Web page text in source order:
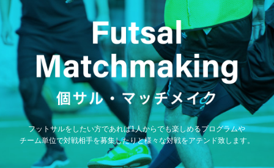
フットサルをしたい方であれば1人からでも楽しめるプログラムや
チーム単位で対戦相手を募集したりと様々な対戦をアテンド致します。